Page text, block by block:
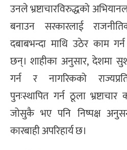
उनले भ्रष्टाचारविरुद्धको
बनाउन सरकारलाई
दबाबभन्दा माथि उठेर काम
छन्। शाहीका अनुसार, देशमा
गर्न र नागरिकको
पुनःस्थापित गर्न ठूला
जोसुकै भए पनि निष्पक्ष
कारबाही अपरिहार्य छ।